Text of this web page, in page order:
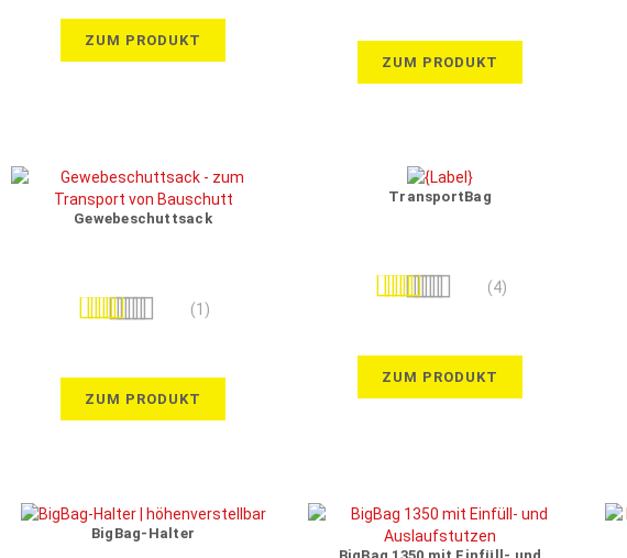
ZUM PRODUKT
ZUM PRODUKT
Gewebeschuttsack
Bewertung: (1)
ZUM PRODUKT
TransportBag
Bewertung: (4)
ZUM PRODUKT
BigBag-Halter